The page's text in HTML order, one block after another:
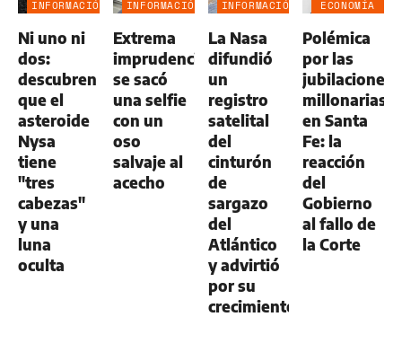
INFORMACIÓN
Ni uno ni
dos:
descubren
que el
asteroide
Nysa
tiene
"tres
cabezas"
y una
luna
oculta
INFORMACIÓN
Extrema
imprudencia:
se sacó
una selfie
con un
oso
salvaje al
acecho
INFORMACIÓN
La Nasa
difundió
un
registro
satelital
del
cinturón
de
sargazo
del
Atlántico
y advirtió
por su
crecimiento
ECONOMÍA
AGRO
Polémica
por las
jubilaciones
millonarias
en Santa
Fe: la
reacción
del
Gobierno
al fallo de
la Corte